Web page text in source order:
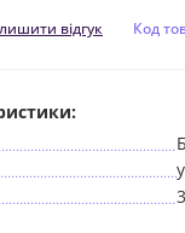
відгук Код